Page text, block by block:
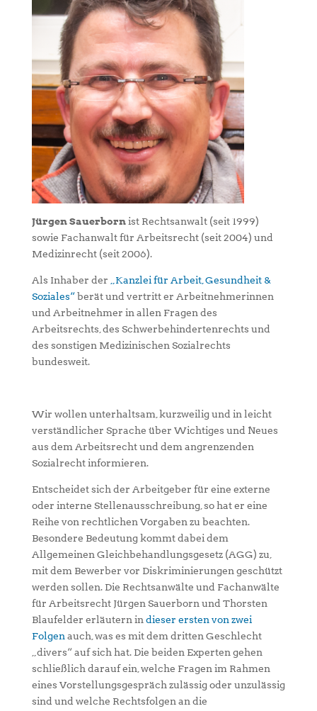
Jürgen Sauerbornist Rechtsanwalt (seit 1999)
sowie Fachanwalt für Arbeitsrecht (seit 2004) und
Medizinrecht (seit 2006).
Als Inhaber der „Kanzlei für Arbeit, Gesundheit &
Soziales“berät und vertritt er Arbeitnehmerinnen
und Arbeitnehmer in allen Fragen des
Arbeitsrechts, des Schwerbehindertenrechts und
des sonstigen Medizinischen Sozialrechts
bundesweit.
Wir wollen unterhaltsam, kurzweilig und in leicht
verständlicher Sprache über Wichtiges und Neues
aus dem Arbeitsrecht und dem angrenzenden
Sozialrecht informieren.
Entscheidet sich der Arbeitgeber für eine externe
oder interne Stellenausschreibung, so hat er eine
Reihe von rechtlichen Vorgaben zu beachten.
Besondere Bedeutung kommt dabei dem
Allgemeinen Gleichbehandlungsgesetz (AGG) zu,
mit dem Bewerber vor Diskriminierungen geschützt
werden sollen. Die Rechtsanwälte und Fachanwälte
für Arbeitsrecht Jürgen Sauerborn und Thorsten
Blaufelder erläutern indieser ersten von zwei
Folgenauch, was es mit dem dritten Geschlecht
„divers“ auf sich hat. Die beiden Experten gehen
schließlich darauf ein, welche Fragen im Rahmen
eines Vorstellungsgespräch zulässig oder unzulässig
sind und welche Rechtsfolgen an die